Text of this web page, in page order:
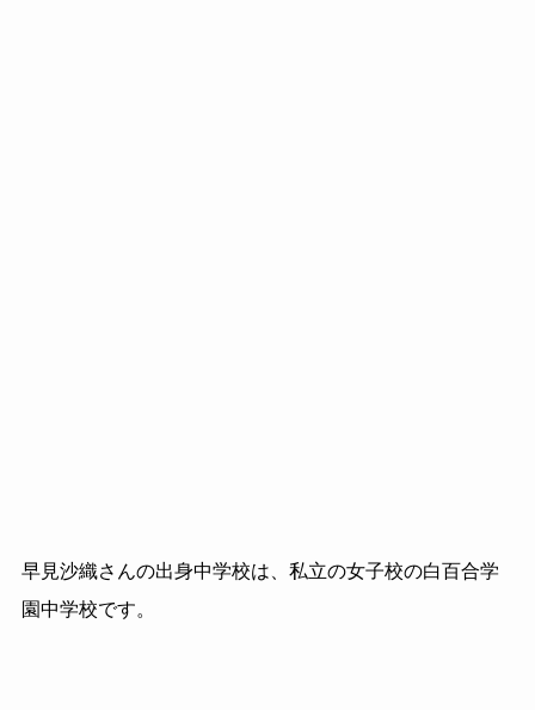
早見沙織さんの出身中学校は、私立の女子校の白百合学
園中学校です。